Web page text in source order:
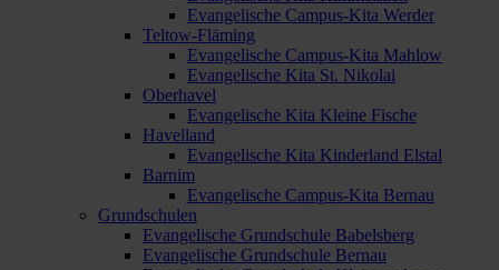
Evangelische Campus-Kita Werder
Teltow-Fläming
Evangelische Campus-Kita Mahlow
Evangelische Kita St. Nikolai
Oberhavel
Evangelische Kita Kleine Fische
Havelland
Evangelische Kita Kinderland Elstal
Barnim
Evangelische Campus-Kita Bernau
Grundschulen
Evangelische Grundschule Babelsberg
Evangelische Grundschule Bernau